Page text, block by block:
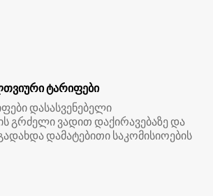
ტარიფები
დასასვენებელი
გრძელი ვადით დაქირავებაზე და
დამატებითი საკომისიოების